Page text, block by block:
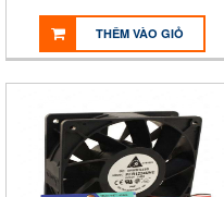
THÊM VÀO GIỎ